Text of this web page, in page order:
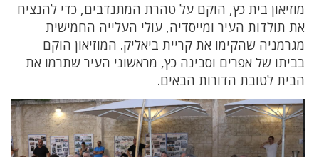
מוזיאון בית כץ, הוקם על טהרת המתנדבים, כדי להנציח
את תולדות העיר ומייסדיה, עולי העלייה החמישית
מגרמניה שהקימו את קריית ביאליק. המוזיאון הוקם
בביתו של אפרים וסבינה כץ, מראשוני העיר שתרמו את
הבית לטובת הדורות הבאים.